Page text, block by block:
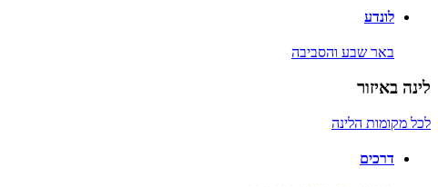
לונדע
באר שבע והסביבה
לינה באיזור
לכל מקומות הלינה
דרכים